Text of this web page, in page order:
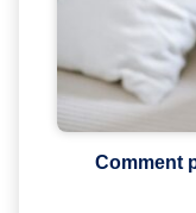
Comment